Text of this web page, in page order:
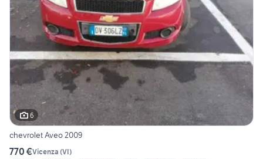
6
chevrolet Aveo 2009
770 €Vicenza (VI)